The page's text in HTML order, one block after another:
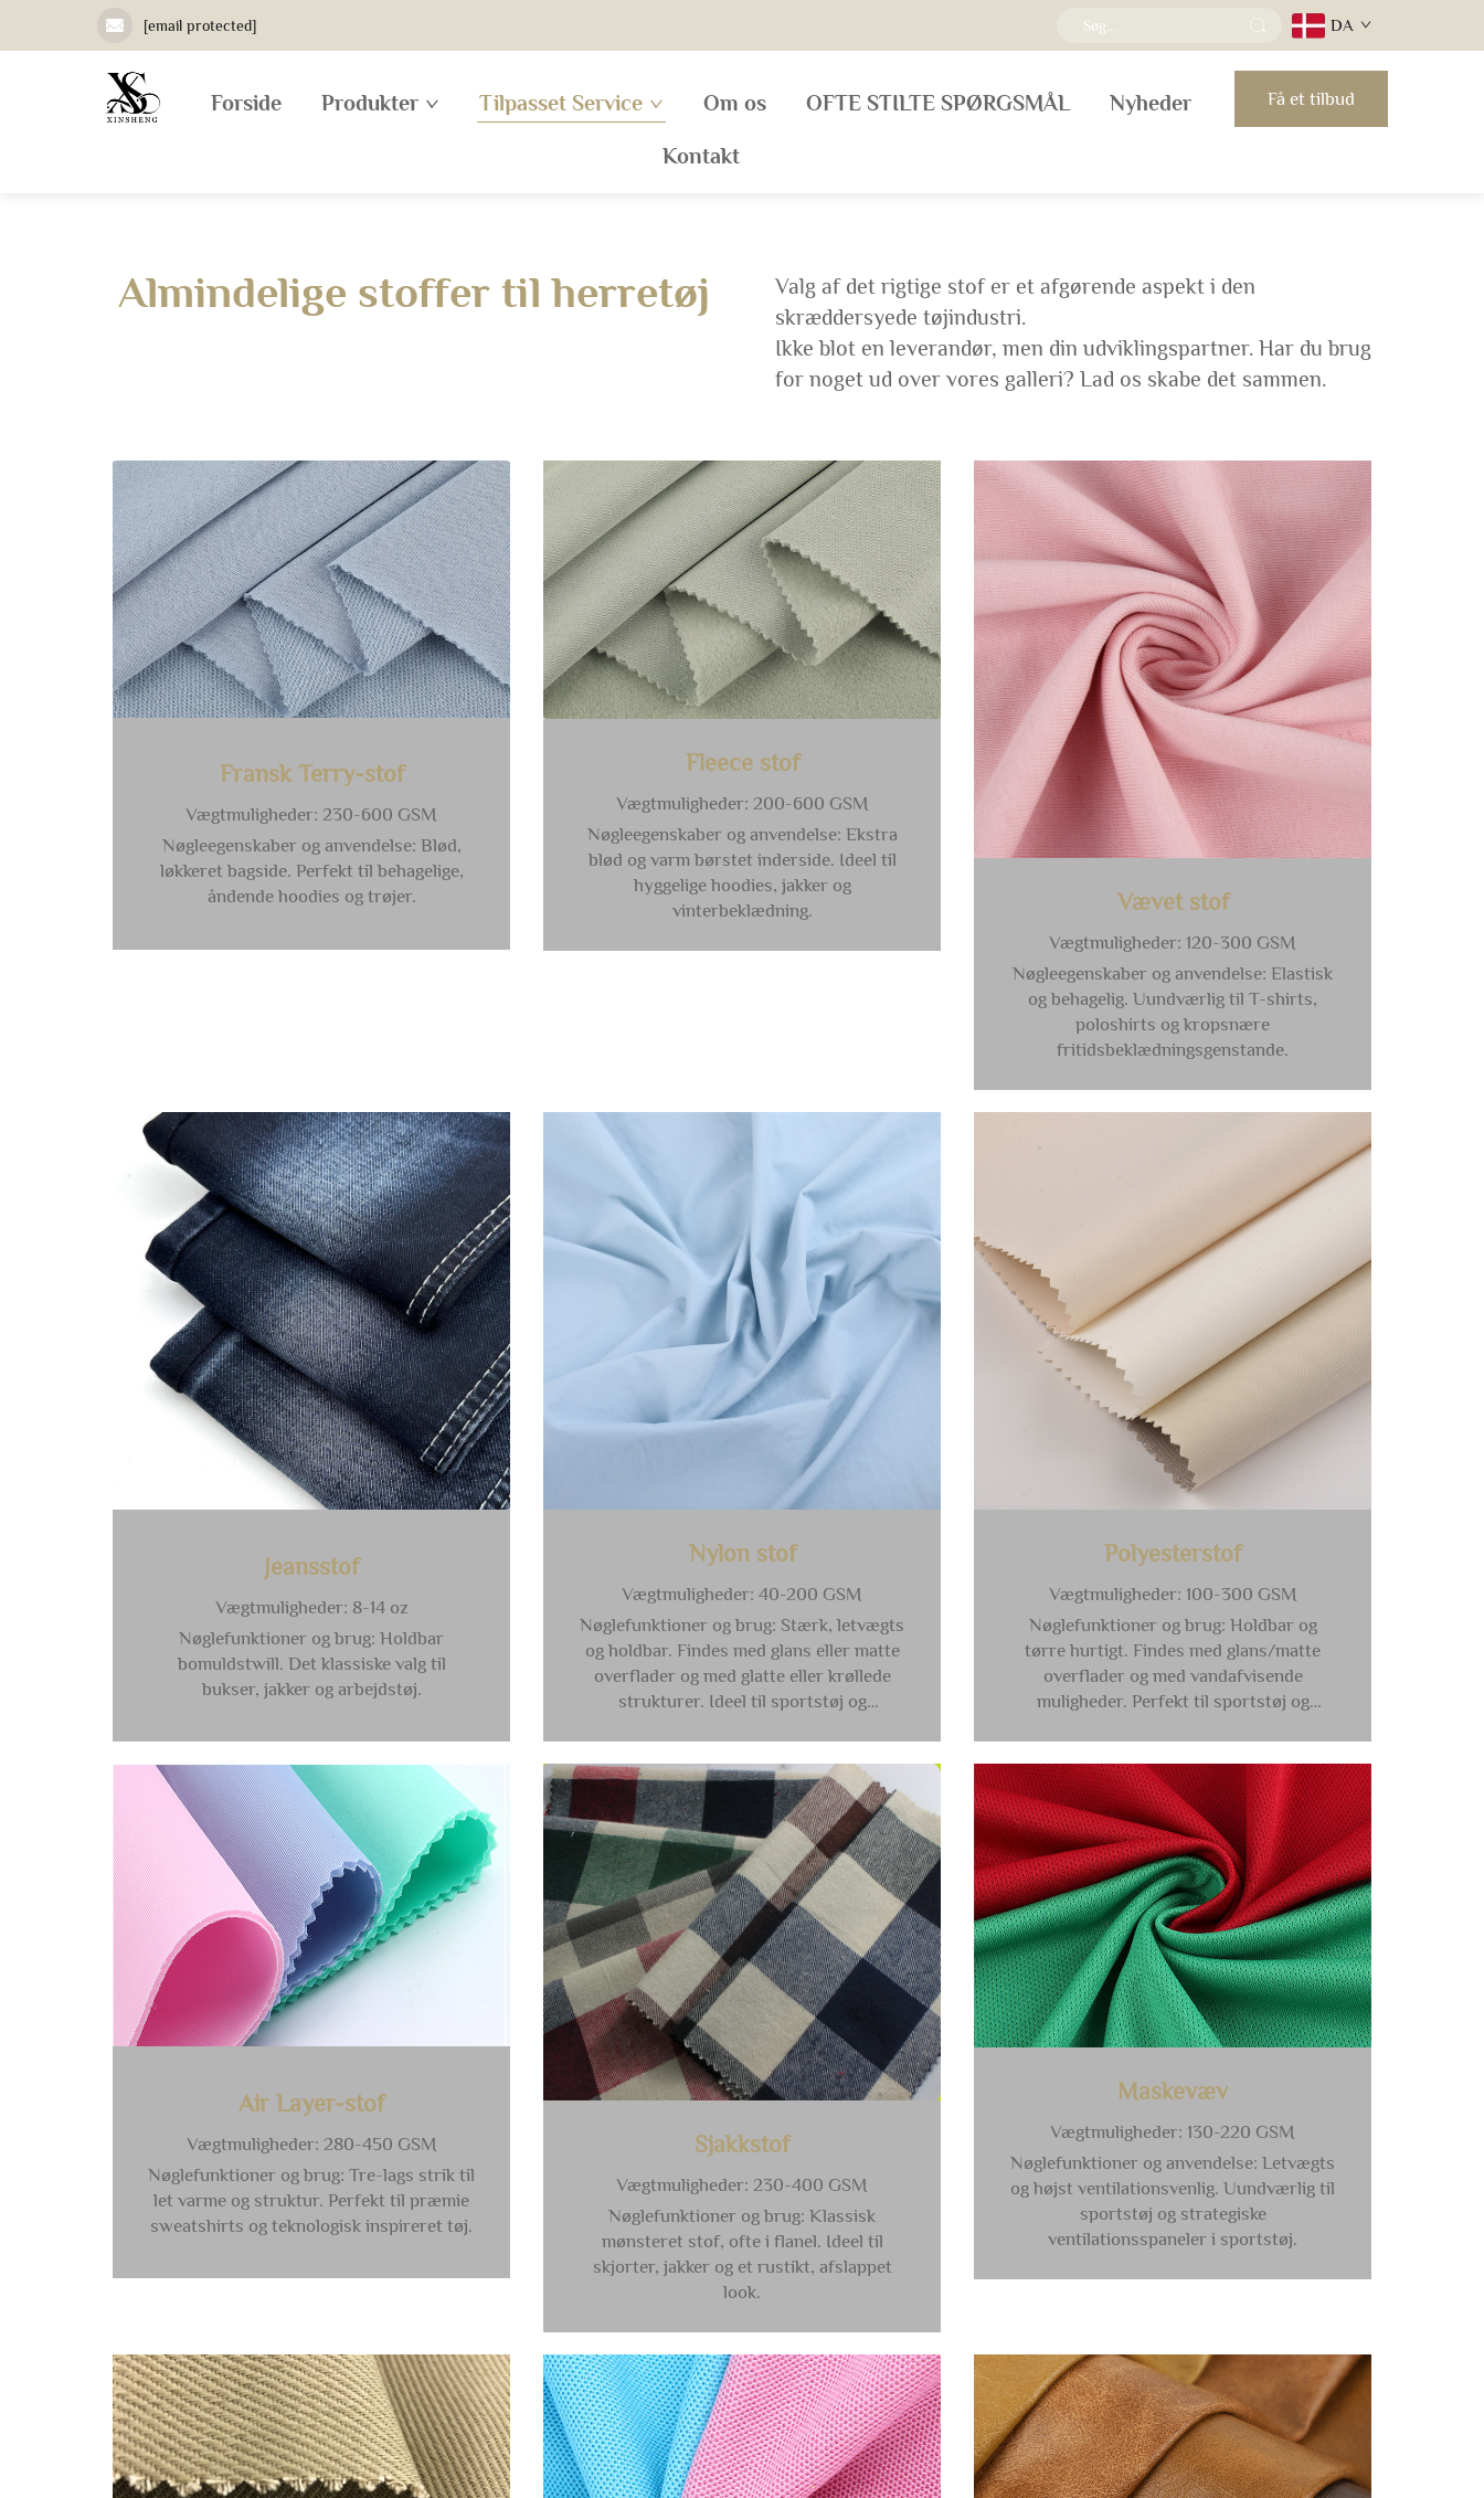
[email protected] DA
Forside Produkter Tilpasset Service Om os OFTE STILTE SPØRGSMÅL Nyheder
Kontakt
Få et tilbud
Almindelige stoffer til herretøj
Valg af det rigtige stof er et afgørende aspekt i den
skræddersyede tøjindustri.
Ikke blot en leverandør, men din udviklingspartner. Har du brug
for noget ud over vores galleri? Lad os skabe det sammen.
Fransk Terry-stof
Vægtmuligheder: 230-600 GSM
Nøgleegenskaber og anvendelse: Blød,
løkkeret bagside. Perfekt til behagelige,
åndende hoodies og trøjer.
Fleece stof
Vægtmuligheder: 200-600 GSM
Nøgleegenskaber og anvendelse: Ekstra
blød og varm børstet inderside. Ideel til
hyggelige hoodies, jakker og
vinterbeklædning.
Vævet stof
Vægtmuligheder: 120-300 GSM
Nøgleegenskaber og anvendelse: Elastisk
og behagelig. Uundværlig til T-shirts,
poloshirts og kropsnære
fritidsbeklædningsgenstande.
Jeansstof
Vægtmuligheder: 8-14 oz
Nøglefunktioner og brug: Holdbar
bomuldstwill. Det klassiske valg til
bukser, jakker og arbejdstøj.
Nylon stof
Vægtmuligheder: 40-200 GSM
Nøglefunktioner og brug: Stærk, letvægts
og holdbar. Findes med glans eller matte
overflader og med glatte eller krøllede
strukturer. Ideel til sportstøj og
Polyesterstof
Vægtmuligheder: 100-300 GSM
Nøglefunktioner og brug: Holdbar og
tørre hurtigt. Findes med glans/matte
overflader og med vandafvisende
muligheder. Perfekt til sportstøj og
Air Layer-stof
Vægtmuligheder: 280-450 GSM
Nøglefunktioner og brug: Tre-lags strik til
let varme og struktur. Perfekt til præmie
sweatshirts og teknologisk inspireret tøj.
Sjakkstof
Vægtmuligheder: 230-400 GSM
Nøglefunktioner og brug: Klassisk
mønsteret stof, ofte i flanel. Ideel til
skjorter, jakker og et rustikt, afslappet
look.
Maskevæv
Vægtmuligheder: 130-220 GSM
Nøglefunktioner og anvendelse: Letvægts
og højst ventilationsvenlig. Uundværlig til
sportstøj og strategiske
ventilationsspaneler i sportstøj.